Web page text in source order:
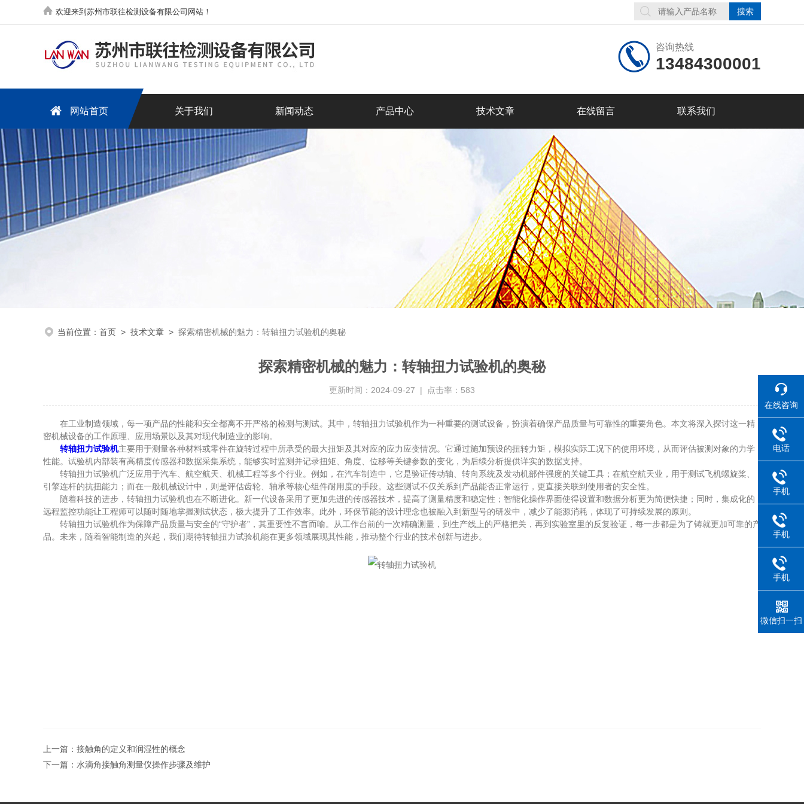
欢迎来到苏州市联往检测设备有限公司网站！
咨询热线
13484300001
网站首页 关于我们 新闻动态 产品中心 技术文章 在线留言 联系我们
当前位置： 首页 > 技术文章 > 探索精密机械的魅力：转轴扭力试验机的奥秘
探索精密机械的魅力：转轴扭力试验机的奥秘
更新时间：2024-09-27 | 点击率：583
在工业制造领域，每一项产品的性能和安全都离不开严格的检测与测试。其中，转轴扭力试验机作为一种重要的测试设备，扮演着确保产品质量与可靠性的重要角色。本文将深入探讨这一精
密机械设备的工作原理、应用场景以及其对现代制造业的影响。
转轴扭力试验机主要用于测量各种材料或零件在旋转过程中所承受的最大扭矩及其对应的应力应变情况。它通过施加预设的扭转力矩，模拟实际工况下的使用环境，从而评估被测对象的力学
性能。试验机内部装有高精度传感器和数据采集系统，能够实时监测并记录扭矩、角度、位移等关键参数的变化，为后续分析提供详实的数据支持。
转轴扭力试验机广泛应用于汽车、航空航天、机械工程等多个行业。例如，在汽车制造中，它是验证传动轴、转向系统及发动机部件强度的关键工具；在航空航天业，用于测试飞机螺旋桨、
引擎连杆的抗扭能力；而在一般机械设计中，则是评估齿轮、轴承等核心组件耐用度的手段。这些测试不仅关系到产品能否正常运行，更直接关联到使用者的安全性。
随着科技的进步，转轴扭力试验机也在不断进化。新一代设备采用了更加先进的传感器技术，提高了测量精度和稳定性；智能化操作界面使得设置和数据分析更为简便快捷；同时，集成化的
远程监控功能让工程师可以随时随地掌握测试状态，极大提升了工作效率。此外，环保节能的设计理念也被融入到新型号的研发中，减少了能源消耗，体现了可持续发展的原则。
转轴扭力试验机作为保障产品质量与安全的“守护者”，其重要性不言而喻。从工作台前的一次精确测量，到生产线上的严格把关，再到实验室里的反复验证，每一步都是为了铸就更加可靠的产
品。未来，随着智能制造的兴起，我们期待转轴扭力试验机能在更多领域展现其性能，推动整个行业的技术创新与进步。
上一篇： 接触角的定义和‌润湿性的概念
下一篇： 水滴角接触角测量仪操作步骤及维护
在线咨询
电话
手机
手机
手机
微信扫一扫